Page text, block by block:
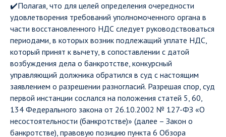
✔️Полагая, что для целей определения очередности
удовлетворения требований уполномоченного органа в
части восстановленного НДС следует руководствоваться
периодами, в которых возник подлежащий уплате НДС,
который принят к вычету, в сопоставлении с датой
возбуждения дела о банкротстве, конкурсный
управляющий должника обратился в суд с настоящим
заявлением о разрешении разногласий. Разрешая спор, суд
первой инстанции сослался на положения статей 5, 60,
134 Федерального закона от 26.10.2002 № 127-ФЗ «О
несостоятельности (банкротстве)» (далее – Закон о
банкротстве), правовую позицию пункта 6 Обзора